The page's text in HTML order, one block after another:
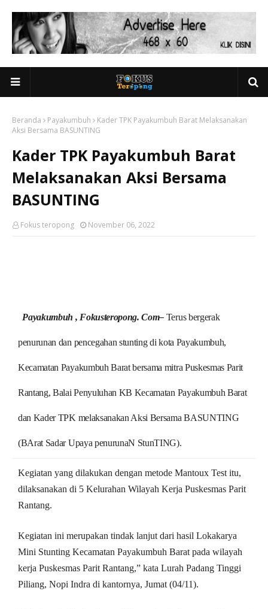
Beranda Payakumbuh
Kader TPK Payakumbuh Barat Melaksanakan
Aksi Bersama BASUNTING
Kader TPK Payakumbuh Barat
Melaksanakan Aksi Bersama
BASUNTING
Fokus teropong November 06, 2022
Payakumbuh , Fokusteropong. Com– Terus bergerak
penurunan dan pencegahan stunting di kota Payakumbuh,
Kecamatan Payakumbuh Barat bersama mitra Puskesmas Parit
Rantang, Balai Penyuluhan KB Kecamatan Payakumbuh Barat
dan Kader TPK melaksanakan Aksi Bersama BASUNTING
(BArat Sadar Upaya penurunaN StunTING).
Kegiatan yang dilakukan dengan metode Mantoux Test itu,
dilaksanakan di 5 Kelurahan Wilayah Kerja Puskesmas Parit
Rantang.
Kegiatan ini merupakan tindak lanjut dari hasil Lokakarya
Mini Stunting Kecamatan Payakumbuh Barat pada wilayah
kerja Puskesmas Parit Rantang,” kata Lurah Padang Tinggi
Piliang, Nopi Indra di kantornya, Jumat (04/11).